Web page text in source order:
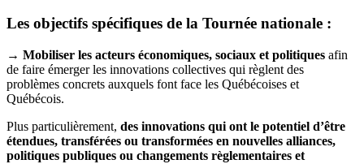
Les objectifs spécifiques de la Tournée nationale :
→ Mobiliser les acteurs économiques, sociaux et politiques afin
de faire émerger les innovations collectives qui règlent des
problèmes concrets auxquels font face les Québécoises et
Québécois. ​
Plus particulièrement, des innovations qui ont le potentiel d’être
étendues, transférées ou transformées en nouvelles alliances,
politiques publiques ou changements règlementaires et